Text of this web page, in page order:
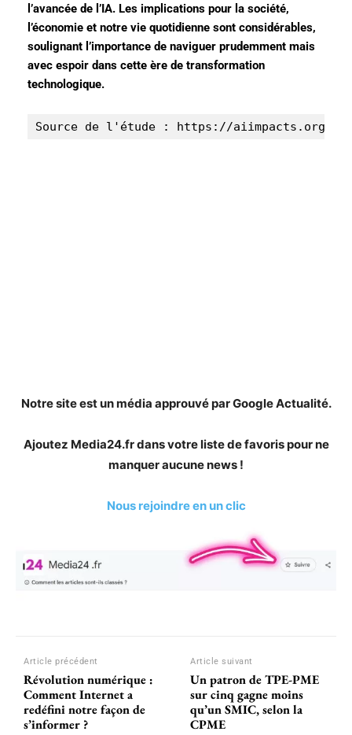
l’avancée de l’IA. Les implications pour la société,
l’économie et notre vie quotidienne sont considérables,
soulignant l’importance de naviguer prudemment mais
avec espoir dans cette ère de transformation
technologique.
Source de l'étude : https://aiimpacts.org/wp-
Notre site est un média approuvé par Google Actualité.
Ajoutez Media24.fr dans votre liste de favoris pour ne
manquer aucune news !
Nous rejoindre en un clic
Article précédent
Révolution numérique :
Comment Internet a
redéfini notre façon de
s’informer ?
Article suivant
Un patron de TPE-PME
sur cinq gagne moins
qu’un SMIC, selon la
CPME